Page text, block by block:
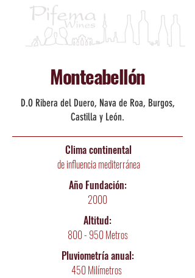
Monteabellón
D.O Ribera del Duero, Nava de Roa, Burgos,
Castilla y León.
Climacontinental
de influencia mediterránea
Año Fundación:
2000
Altitud:
800 - 950 Metros
Pluviometríaanual:
450 Milímetros